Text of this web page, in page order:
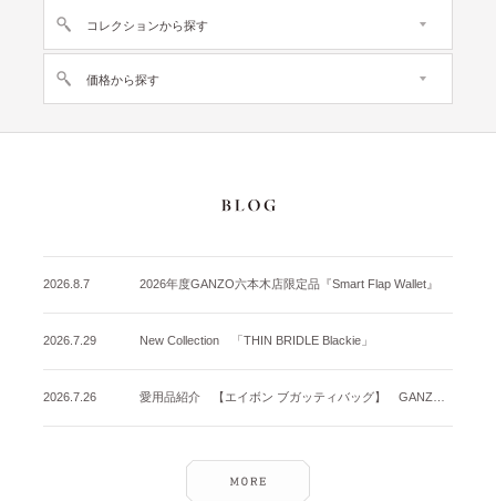
コレクションから探す
価格から探す
2026.8.7 2026年度GANZO六本木店限定品『Smart Flap Wallet』
2026.7.29 New Collection 「THIN BRIDLE Blackie」
2026.7.26